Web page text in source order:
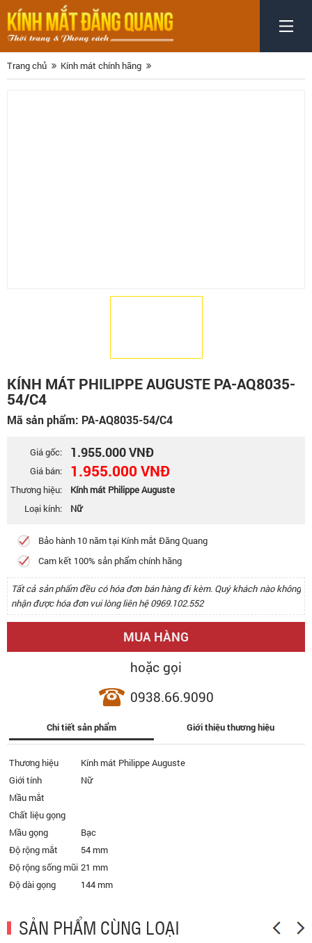
Trang chủ Kính mát chính hãng
KÍNH MÁT PHILIPPE AUGUSTE PA-AQ8035-
54/C4
Mã sản phẩm: PA-AQ8035-54/C4
Giá gốc: 1.955.000 VNĐ
Giá bán: 1.955.000 VNĐ
Thương hiệu:
Kính mát Philippe Auguste
Loại kính:
Nữ
Bảo hành 10 năm tại Kính mắt Đăng Quang
Cam kết 100% sản phẩm chính hãng
Tất cả sản phẩm đều có hóa đơn bán hàng đi kèm. Quý khách nào không
nhận được hóa đơn vui lòng liên hệ 0969.102.552
MUA HÀNG
hoặc gọi
0938.66.9090
Chi tiết sản phẩm Giới thiệu thương hiệu
Thương hiệu
Kính mát Philippe Auguste
Giới tính
Nữ
Mầu mắt
Chất liệu gọng
Mầu gọng
Bạc
Độ rộng mắt
54 mm
Độ rộng sống mũi 21 mm
Độ dài gọng
144 mm
SẢN PHẨM CÙNG LOẠI